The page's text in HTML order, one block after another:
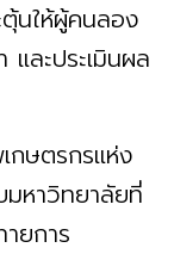
ตุ้นให้ผู้คนลอง
ละประเมินผล
กษตรกรแห่ง
มหาวิทยาลัยที่
ยการ